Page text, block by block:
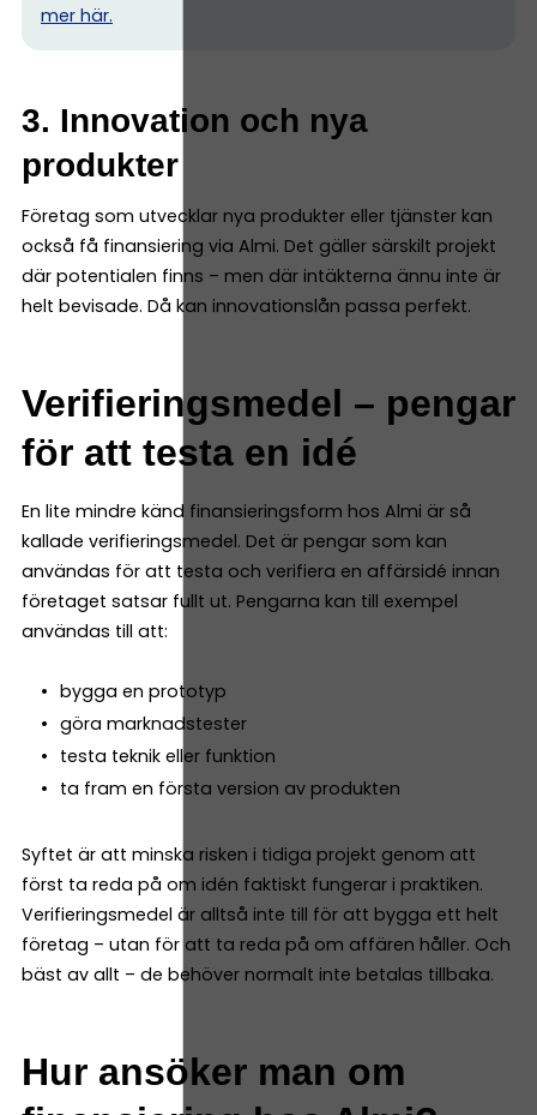
mer här.
3. Innovation och nya
produkter
Företag som utvecklar nya produkter eller tjänster kan
också få finansiering via Almi. Det gäller särskilt projekt
där potentialen finns – men där intäkterna ännu inte är
helt bevisade. Då kan innovationslån passa perfekt.
Verifieringsmedel – pengar
för att testa en idé
En lite mindre känd finansieringsform hos Almi är så
kallade verifieringsmedel. Det är pengar som kan
användas för att testa och verifiera en affärsidé innan
företaget satsar fullt ut. Pengarna kan till exempel
användas till att:
bygga en prototyp
göra marknadstester
testa teknik eller funktion
ta fram en första version av produkten
Syftet är att minska risken i tidiga projekt genom att
först ta reda på om idén faktiskt fungerar i praktiken.
Verifieringsmedel är alltså inte till för att bygga ett helt
företag – utan för att ta reda på om affären håller. Och
bäst av allt – de behöver normalt inte betalas tillbaka.
Hur ansöker man om